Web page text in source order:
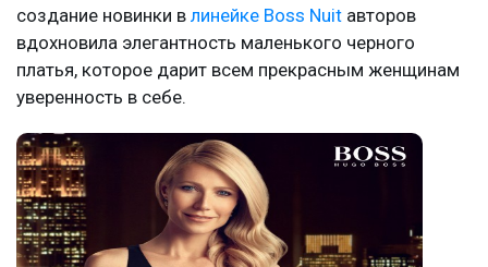
создание новинки в линейке Boss Nuit авторов
вдохновила элегантность маленького черного
платья, которое дарит всем прекрасным женщинам
уверенность в себе.